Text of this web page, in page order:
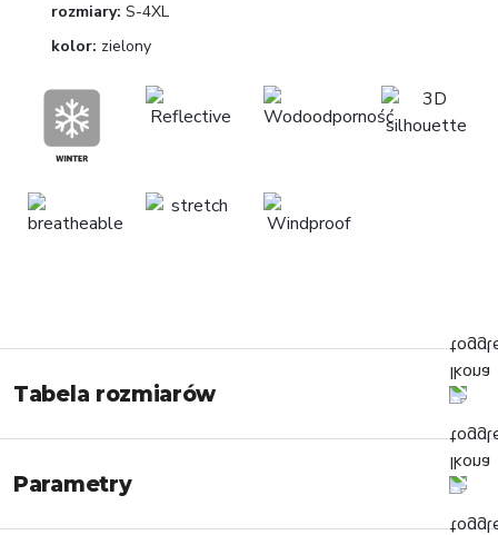
rozmiary: S-4XL
kolor: zielony
Tabela rozmiarów
Parametry